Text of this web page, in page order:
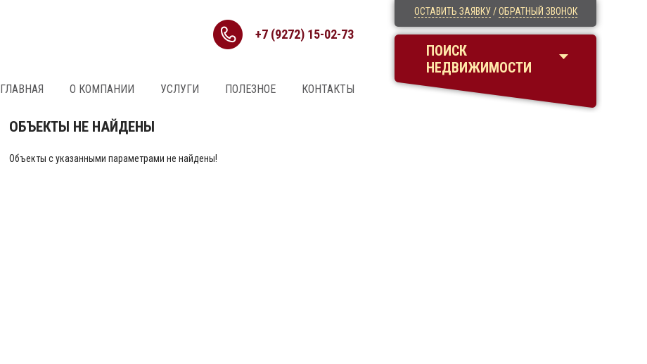
+7 (9272) 15-02-73
ГЛАВНАЯ О КОМПАНИИ УСЛУГИ ПОЛЕЗНОЕ КОНТАКТЫ
ОСТАВИТЬ ЗАЯВКУ/ОБРАТНЫЙ ЗВОНОК
ПОИСК
НЕДВИЖИМОСТИ
ОБЪЕКТЫ НЕ НАЙДЕНЫ
Объекты с указанными параметрами не найдены!